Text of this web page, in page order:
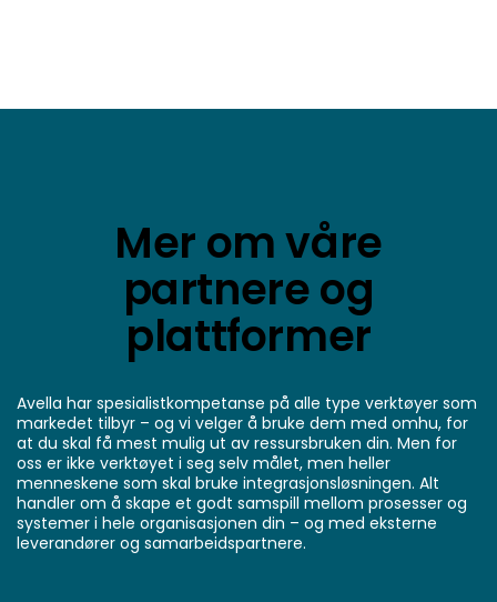
Mer om våre
partnere og
plattformer
Avella har spesialistkompetanse på alle type verktøyer som
markedet tilbyr – og vi velger å bruke dem med omhu, for
at du skal få mest mulig ut av ressursbruken din. Men for
oss er ikke verktøyet i seg selv målet, men heller
menneskene som skal bruke integrasjonsløsningen. Alt
handler om å skape et godt samspill mellom prosesser og
systemer i hele organisasjonen din – og med eksterne
leverandører og samarbeidspartnere.